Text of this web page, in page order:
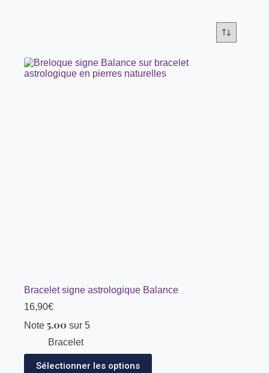
Bracelet signe astrologique Balance
16,90€
Note 5.00 sur 5
Bracelet
Sélectionner les options